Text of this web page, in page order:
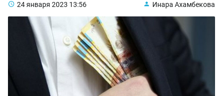
24 января 2023 13:56 Инара Ахамбекова